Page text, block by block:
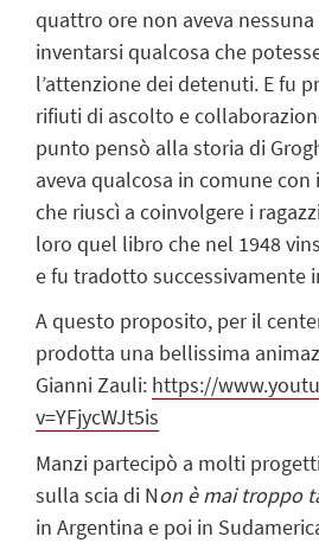
quattro ore non aveva
inventarsi qualcosa che
l’attenzione dei detenuti. E fu
rifiuti di ascolto e
punto pensò alla storia di
aveva qualcosa in comune con
che riuscì a coinvolgere i
loro quel libro che nel 1948
e fu tradotto successivamente
A questo proposito, per il
prodotta una bellissima
Gianni Zauli: https://
v=YFjycWJt5is
Manzi partecipò a molti
sulla scia di Non è mai troppo
in Argentina e poi in